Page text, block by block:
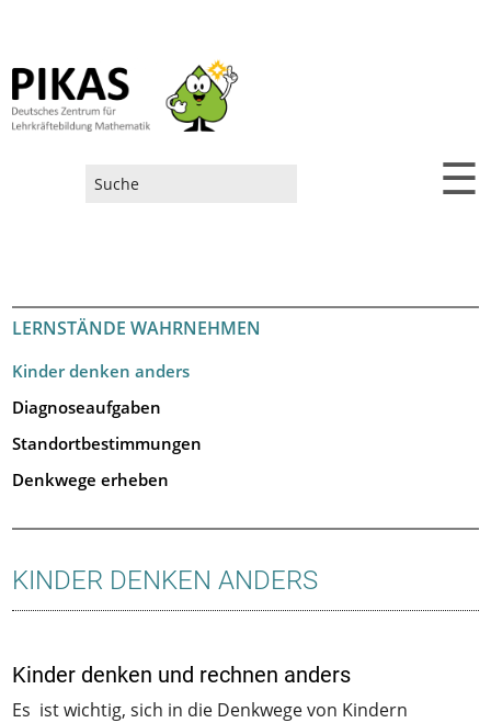
☰
LERNSTÄNDE WAHRNEHMEN
Kinder denken anders
Diagnoseaufgaben
Standortbestimmungen
Denkwege erheben
KINDER DENKEN ANDERS
Kinder denken und rechnen anders
Es ist wichtig, sich in die Denkwege von Kindern